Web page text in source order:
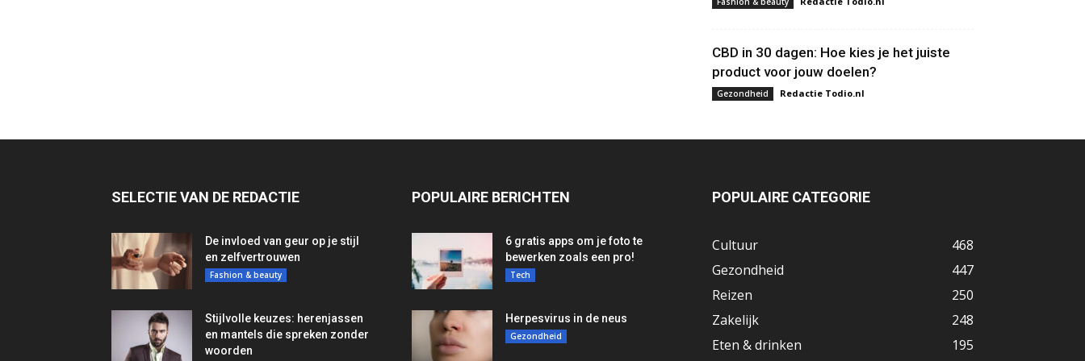
CBD in 30 dagen: Hoe kies je het juiste
product voor jouw doelen?
Gezondheid Redactie Todio.nl
SELECTIE VAN DE REDACTIE
De invloed van geur op je stijl
en zelfvertrouwen
Fashion & beauty
Stijlvolle keuzes: herenjassen
en mantels die spreken zonder
woorden
POPULAIRE BERICHTEN
6 gratis apps om je foto te
bewerken zoals een pro!
Tech
Herpesvirus in de neus
Gezondheid
POPULAIRE CATEGORIE
Cultuur
468
Gezondheid
447
Reizen
250
Zakelijk
248
Eten & drinken
195